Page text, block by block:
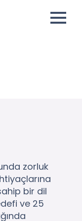
zorluk
bir dil
ve 25